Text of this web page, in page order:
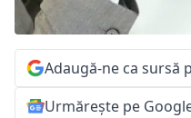
Adaugă-ne ca sursă
Urmărește pe